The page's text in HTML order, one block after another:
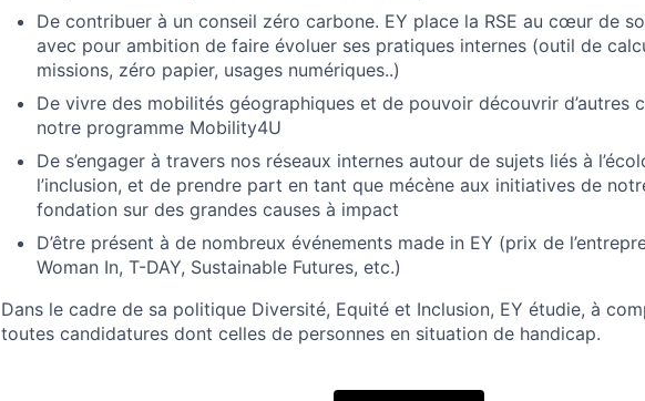
De contribuer à un conseil zéro carbone. EY place la RSE au cœur de
avec pour ambition de faire évoluer ses pratiques internes (outil de
missions, zéro papier, usages numériques..)
De vivre des mobilités géographiques et de pouvoir découvrir d’autres
notre programme Mobility4U
De s’engager à travers nos réseaux internes autour de sujets liés à
l’inclusion, et de prendre part en tant que mécène aux initiatives de
fondation sur des grandes causes à impact
D’être présent à de nombreux événements made in EY (prix de
Woman In, T-DAY, Sustainable Futures, etc.)
Dans le cadre de sa politique Diversité, Equité et Inclusion, EY étudie, à
toutes candidatures dont celles de personnes en situation de handicap.